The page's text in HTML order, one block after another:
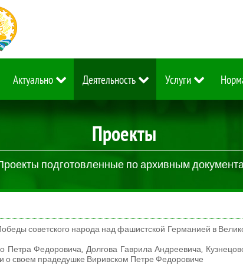
Актуально Деятельность Услуги
Проекты
подготовленные по архивным
советского народа над фашистской Германией в
Петра Федоровича, Долгова Гаврила Андреевича,
о своем прадедушке Виривском Петре Федоровиче